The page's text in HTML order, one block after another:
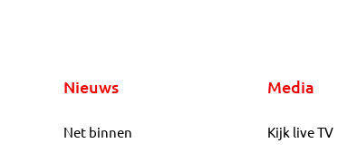
Nieuws
Net binnen
Media
Kijk live TV